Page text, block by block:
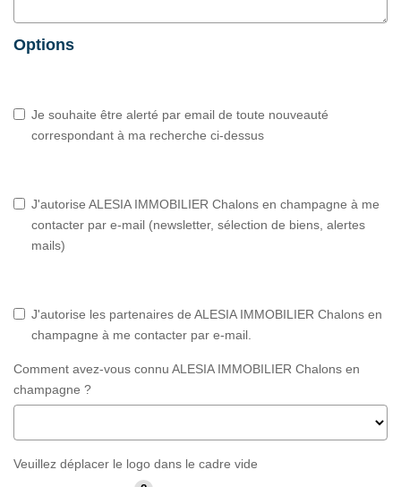
Options
Je souhaite être alerté par email de toute nouveauté
correspondant à ma recherche ci-dessus
J'autorise ALESIA IMMOBILIER Chalons en champagne à me
contacter par e-mail (newsletter, sélection de biens, alertes
mails)
J'autorise les partenaires de ALESIA IMMOBILIER Chalons en
champagne à me contacter par e-mail.
Comment avez-vous connu ALESIA IMMOBILIER Chalons en
champagne ?
Veuillez déplacer le logo dans le cadre vide